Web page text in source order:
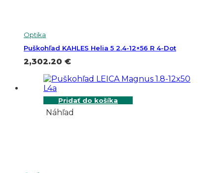
Optika
Puškohľad KAHLES Helia 5 2.4-12×56 R 4-Dot
2,302.20 €
Pridať do košíka
Náhľad